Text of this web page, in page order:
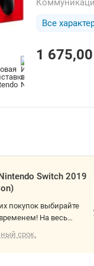
Все
1 675,00
-19%
(с
Код